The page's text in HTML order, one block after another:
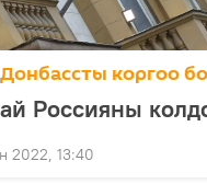
коргоо
Россияны
2022, 13:40